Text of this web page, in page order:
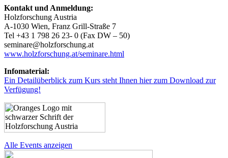
Kontakt und Anmeldung:
Holzforschung Austria
A-1030 Wien, Franz Grill-Straße 7
Tel +43 1 798 26 23- 0 (Fax DW – 50)
seminare@holzforschung.at
www.holzforschung.at/seminare.html
Infomaterial:
Ein Detailüberblick zum Kurs steht Ihnen hier zum Download zur
Verfügung!
Alle Events anzeigen